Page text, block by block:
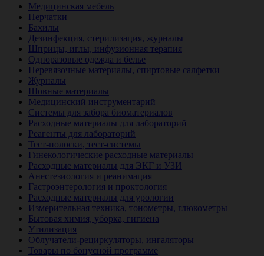
Медицинская мебель
Перчатки
Бахилы
Дезинфекция, стерилизация, журналы
Шприцы, иглы, инфузионная терапия
Одноразовые одежда и белье
Перевязочные материалы, спиртовые салфетки
Журналы
Шовные материалы
Медицинский инструментарий
Системы для забора биоматериалов
Расходные материалы для лабораторий
Реагенты для лабораторий
Тест-полоски, тест-системы
Гинекологические расходные материалы
Расходные материалы для ЭКГ и УЗИ
Анестезиология и реанимация
Гастроэнтерология и проктология
Расходные материалы для урологии
Измерительная техника, тонометры, глюкометры
Бытовая химия, уборка, гигиена
Утилизация
Облучатели-рециркуляторы, ингаляторы
Товары по бонусной программе